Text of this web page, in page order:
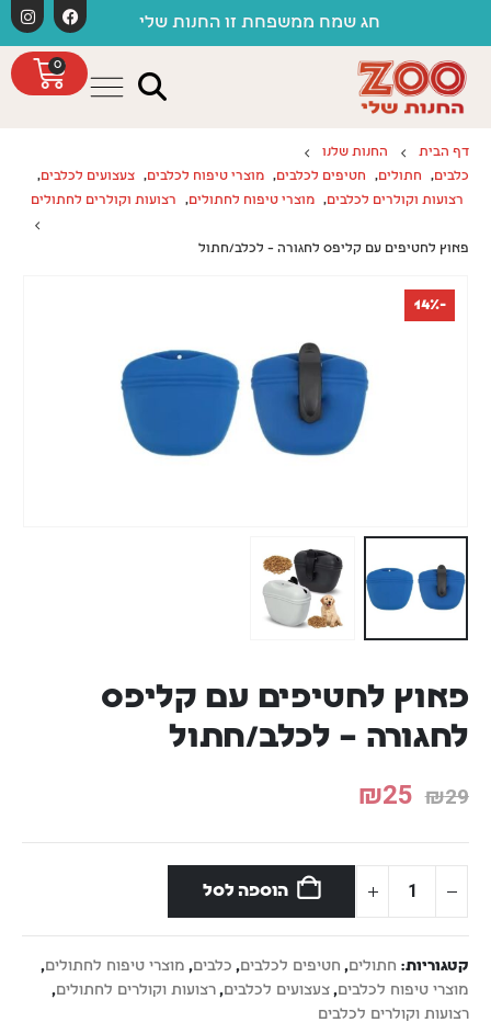
חג שמח ממשפחת זו החנות שלי
0
דף הבית
החנות שלנו
כלבים, חתולים, חטיפים לכלבים, מוצרי טיפוח לכלבים, צעצועים לכלבים,
רצועות וקולרים לכלבים, מוצרי טיפוח לחתולים, רצועות וקולרים לחתולים
פאוץ לחטיפים עם קליפס לחגורה – לכלב/חתול
-14%
פאוץ לחטיפים עם קליפס
לחגורה – לכלב/חתול
₪29
₪25
הוספה לסל
קטגוריות: חתולים, חטיפים לכלבים, כלבים, מוצרי טיפוח לחתולים,
מוצרי טיפוח לכלבים, צעצועים לכלבים, רצועות וקולרים לחתולים,
רצועות וקולרים לכלבים